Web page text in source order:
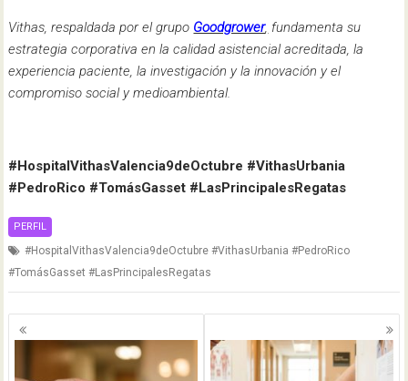
Vithas, respaldada por el grupo Goodgrower, fundamenta su
estrategia corporativa en la calidad asistencial acreditada, la
experiencia paciente, la investigación y la innovación y el
compromiso social y medioambiental.
#HospitalVithasValencia9deOctubre #VithasUrbania
#PedroRico #TomásGasset #LasPrincipalesRegatas
PERFIL
#HospitalVithasValencia9deOctubre #VithasUrbania #PedroRico
#TomásGasset #LasPrincipalesRegatas
Navegación
de
entradas